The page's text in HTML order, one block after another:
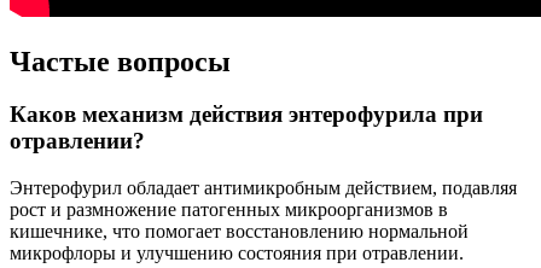
Частые вопросы
Каков механизм действия энтерофурила при
отравлении?
Энтерофурил обладает антимикробным действием, подавляя
рост и размножение патогенных микроорганизмов в
кишечнике, что помогает восстановлению нормальной
микрофлоры и улучшению состояния при отравлении.